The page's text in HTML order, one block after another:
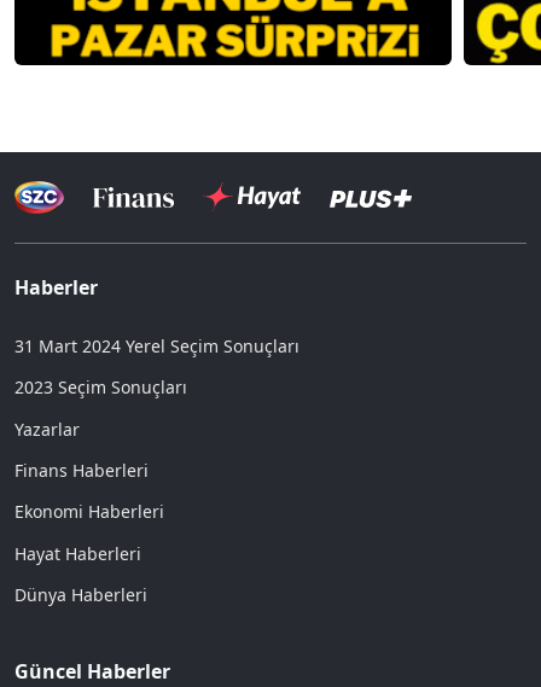
Haberler
31 Mart 2024 Yerel Seçim Sonuçları
2023 Seçim Sonuçları
Yazarlar
Finans Haberleri
Ekonomi Haberleri
Hayat Haberleri
Dünya Haberleri
Güncel Haberler